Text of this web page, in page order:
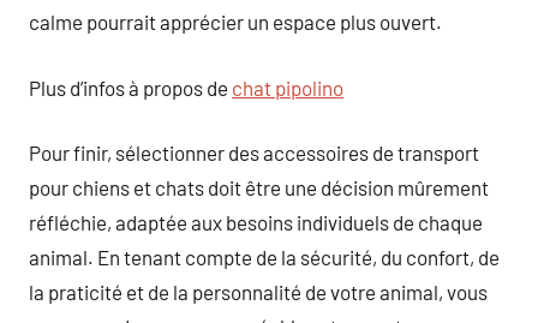
calme pourrait apprécier un espace plus ouvert.
Plus d’infos à propos de chat pipolino
Pour finir, sélectionner des accessoires de transport
pour chiens et chats doit être une décision mûrement
réfléchie, adaptée aux besoins individuels de chaque
animal. En tenant compte de la sécurité, du confort, de
la praticité et de la personnalité de votre animal, vous